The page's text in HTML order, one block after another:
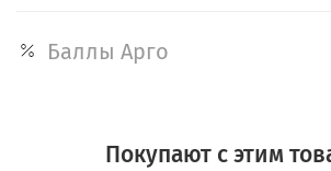
Баллы Арго
Покупают с этим